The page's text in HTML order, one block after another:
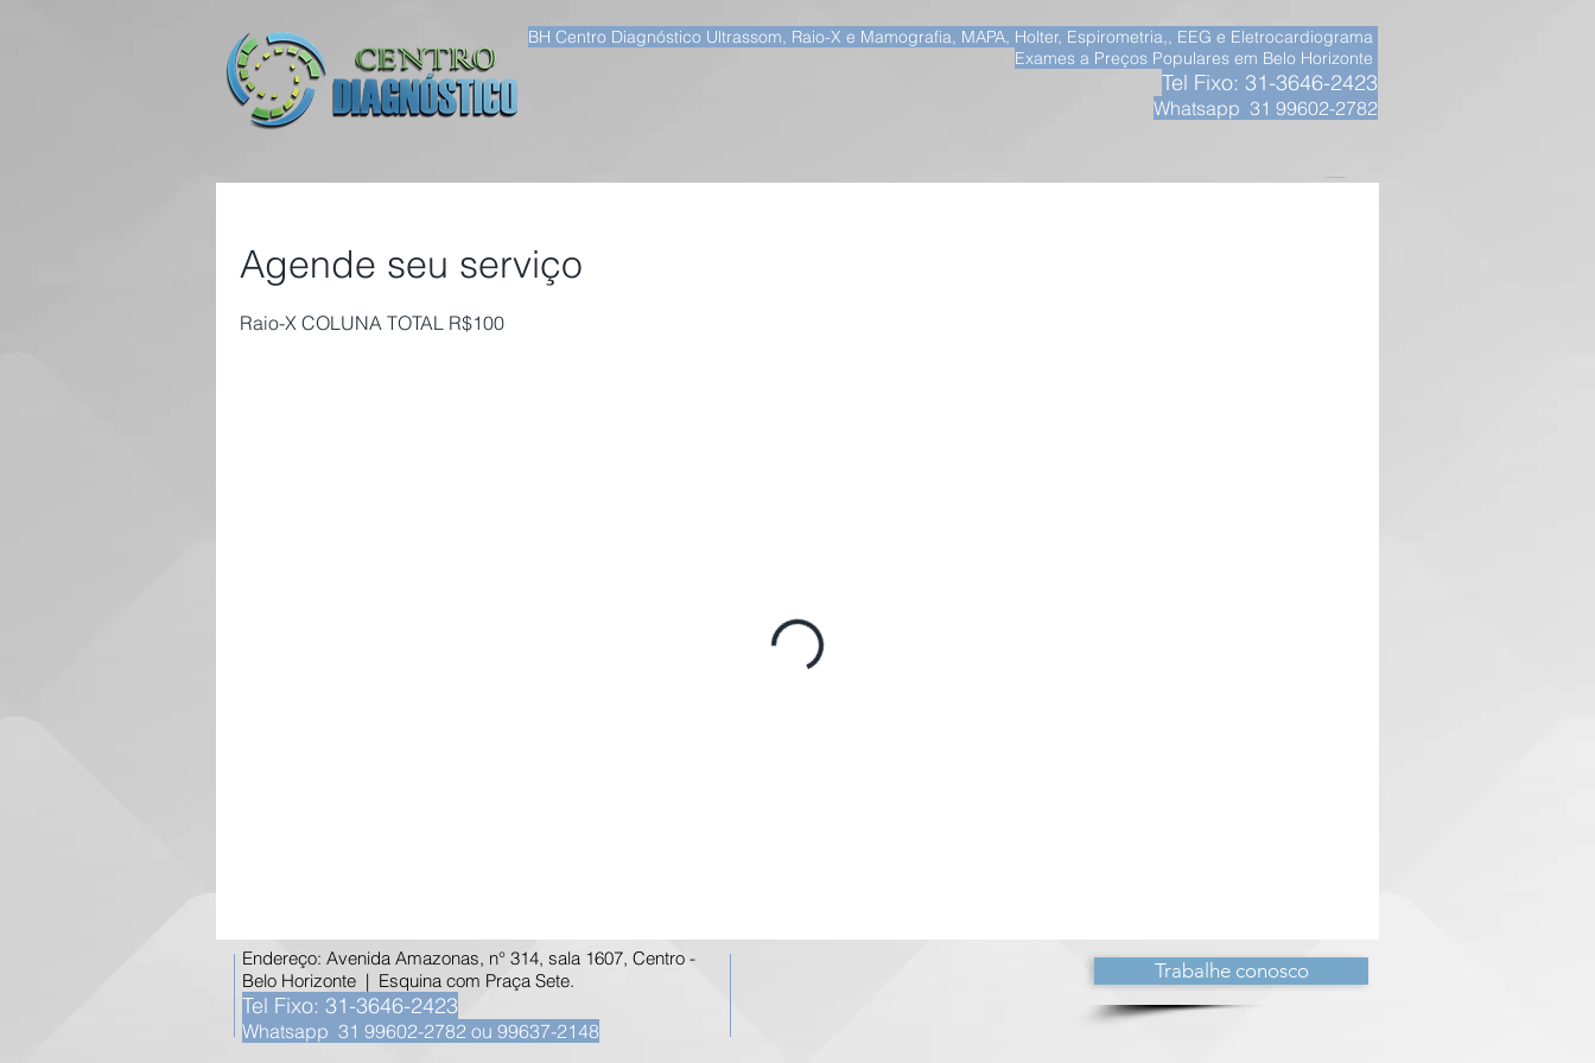
BH Centro Diagnóstico Ultrassom, Raio-X e Mamografia, MAPA, Holter, Espirometria,, EEG e Eletrocardiograma
Exames a Preços Populares em Belo Horizonte
Tel Fixo: 31-3646-2423
Whatsapp 31 99602-2782
Agende seu serviço
Raio-X COLUNA TOTAL R$100
Endereço: Avenida Amazonas, n° 314, sala 1607, Centro -
Belo Horizonte | Esquina com Praça Sete.
Tel Fixo: 31-3646-2423
Whatsapp 31 99602-2782 ou 99637-2148
Trabalhe conosco